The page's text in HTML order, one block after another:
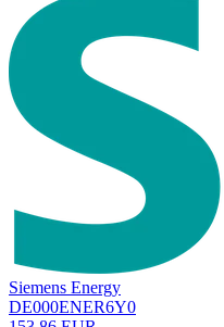
Siemens Energy
DE000ENER6Y0